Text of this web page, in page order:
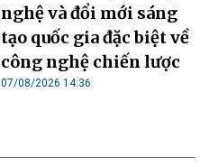
nghệ và đổi mới sáng
tạo quốc gia đặc biệt về
công nghệ chiến lược
07/08/2026 14:36